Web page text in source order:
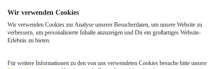
Laserpointer & Elektrospielzeug
Katzentunnel
Clicker & Target Sticks für Katzen
Weiteres Katzenspielzeug
Tragetaschen
Wir verwenden Cookies
Wir verwenden Cookies zur Analyse unserer Besucherdaten, um unsere Website zu
verbessern, um personalisierte Inhalte anzuzeigen und Dir ein großartiges Website-
Erlebnis zu bieten.
Für weitere Informationen zu den von uns verwendeten Cookies besuche bitte unsere